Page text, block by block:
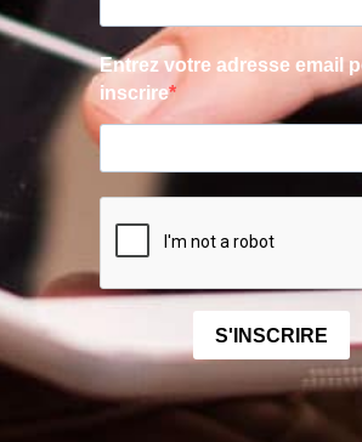
Entrez votre adresse email
inscrire
S'INSCRIRE